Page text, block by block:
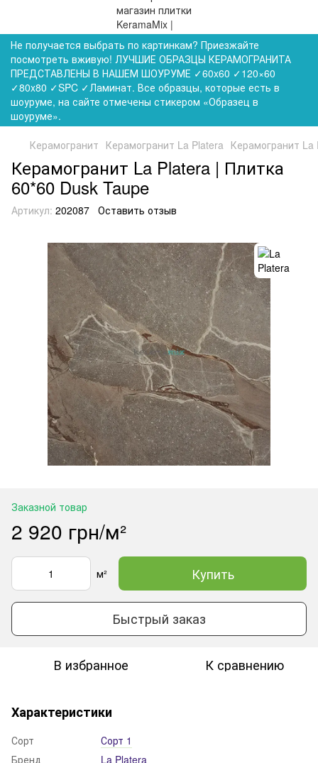
Не получается выбрать по картинкам? Приезжайте
посмотреть вживую! ЛУЧШИЕ ОБРАЗЦЫ КЕРАМОГРАНИТА
ПРЕДСТАВЛЕНЫ В НАШЕМ ШОУРУМЕ ✓60x60 ✓120×60
✓80x80 ✓SPC ✓Ламинат. Все образцы, которые есть в
шоуруме, на сайте отмечены стикером «Образец в
шоуруме».
Керамогранит Керамогранит La Platera Керамогранит La
Керамогранит La Platera | Плитка
60*60 Dusk Taupe
Артикул: 202087 Оставить отзыв
Заказной товар
2 920 грн/м²
м² Купить
Быстрый заказ
В избранное К сравнению
Характеристики
Сорт
Сорт 1
Бренд
La Platera